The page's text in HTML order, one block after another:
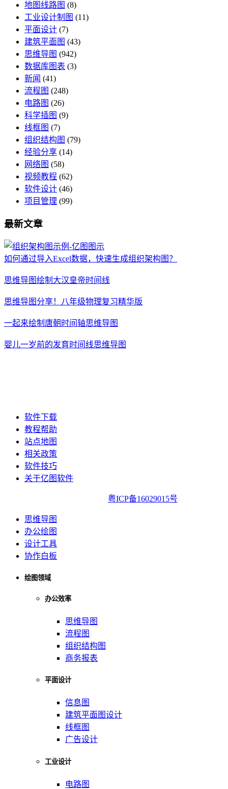
地图线路图 (8)
工业设计制图 (11)
平面设计 (7)
建筑平面图 (43)
思维导图 (942)
数据库图表 (3)
新闻 (41)
流程图 (248)
电路图 (26)
科学插图 (9)
线框图 (7)
组织结构图 (79)
经验分享 (14)
网络图 (58)
视频教程 (62)
软件设计 (46)
项目管理 (99)
最新文章
如何通过导入Excel数据，快速生成组织架构图？
思维导图绘制大汉皇帝时间线
思维导图分享！八年级物理复习精华版
一起来绘制唐朝时间轴思维导图
婴儿一岁前的发育时间线思维导图
软件下载
教程帮助
站点地图
相关政策
软件技巧
关于亿图软件
粤ICP备16029015号
思维导图
办公绘图
设计工具
协作白板
绘图领域
办公效率
思维导图
流程图
组织结构图
商务报表
平面设计
信息图
建筑平面图设计
线框图
广告设计
工业设计
电路图